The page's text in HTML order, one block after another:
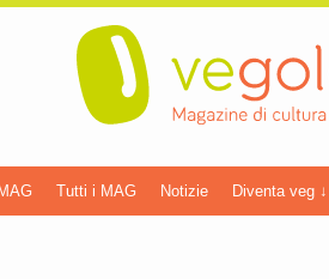
Tutti i MAG Notizie Diventa veg ↓